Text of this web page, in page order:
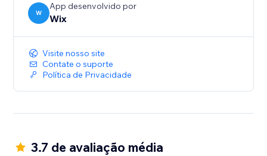
W
App desenvolvido por
Wix
Visite nosso site
Contate o suporte
Política de Privacidade
3.7 de avaliação média